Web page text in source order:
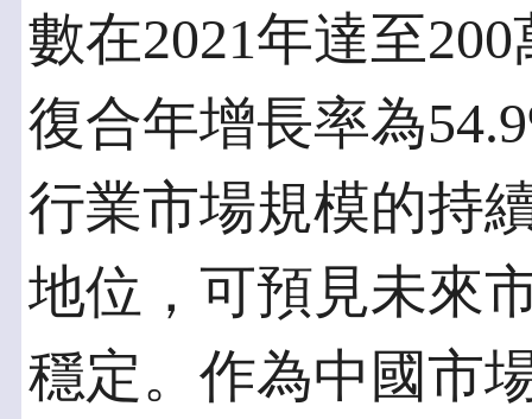
數在2021年達至
復合年增長率為
行業市場規模的持
地位，可預見未來
穩定。作為中國市